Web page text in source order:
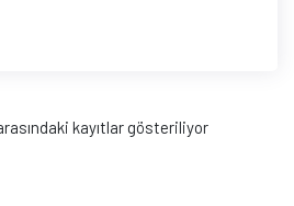
kayıtlar gösteriliyor